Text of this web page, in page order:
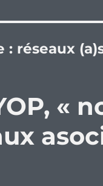
: réseaux
«